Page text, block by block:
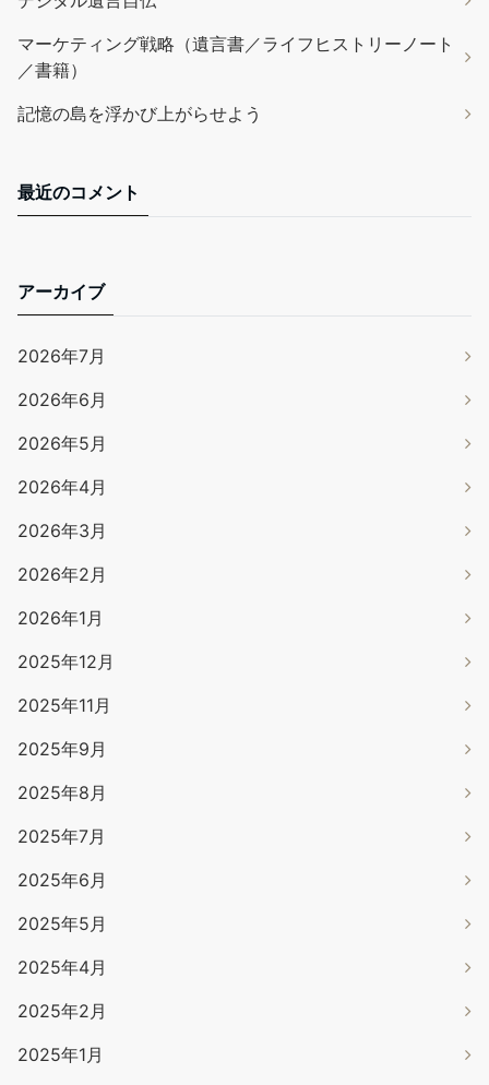
マーケティング戦略（遺言書／ライフヒストリーノート
／書籍）
記憶の島を浮かび上がらせよう
最近のコメント
アーカイブ
2026年7月
2026年6月
2026年5月
2026年4月
2026年3月
2026年2月
2026年1月
2025年12月
2025年11月
2025年9月
2025年8月
2025年7月
2025年6月
2025年5月
2025年4月
2025年2月
2025年1月